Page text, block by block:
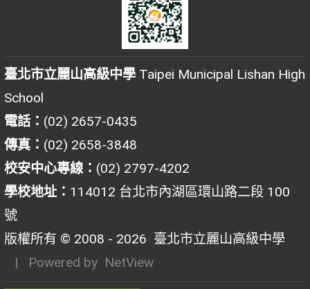
臺北市立麗山高級中學 Taipei Municipal Lishan High
School
電話： (02) 2657-0435
傳真： (02) 2658-3848
校安中心專線： (02) 2797-4202
學校地址： 114012 台北市內湖區環山路二段 100
號
版權所有 © 2008 - 2026 臺北市立麗山高級中學
| Powered by NetView